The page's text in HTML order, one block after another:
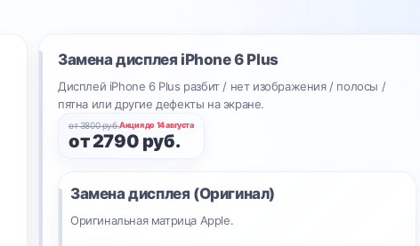
Замена дисплея iPhone 6 Plus
Дисплей iPhone 6 Plus разбит / нет изображения / полосы /
пятна или другие дефекты на экране.
от 3800 руб.Акция до 14 августа
от 2790 руб.
Замена дисплея (Оригинал)
Оригинальная матрица Apple.